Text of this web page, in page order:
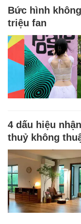
Bức hình
triệu fan
4 dấu hiệu
thuỷ không